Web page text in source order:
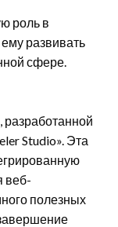
роль в
развивать
сфере.
Studio». Эта
веб-
полезных